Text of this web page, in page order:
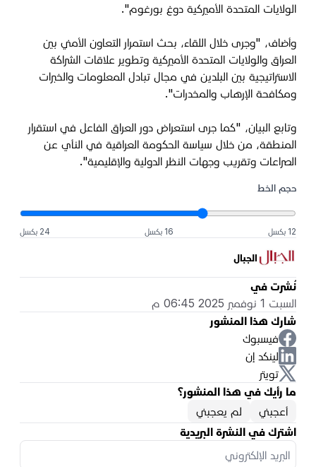
الولايات المتحدة الأميركية دوغ بورغوم".
وأضاف، "وجرى خلال اللقاء، بحث استمرار التعاون الأمني بين
العراق والولايات المتحدة الأميركية وتطوير علاقات الشراكة
الاستراتيجية بين البلدين في مجال تبادل المعلومات والخبرات
ومكافحة الإرهاب والمخدرات".
وتابع البيان، "كما جرى استعراض دور العراق الفاعل في استقرار
المنطقة، من خلال سياسة الحكومة العراقية في النأي عن
الصراعات وتقريب وجهات النظر الدولية والإقليمية".
حجم الخط
12 بكسل 16 بكسل 24 بكسل
الجبال
نُشرت في
السبت 1 نوفمبر 2025 06:45 م
شارك هذا المنشور
فيسبوك
لينكد إن
تويتر
ما رأيك في هذا المنشور؟
أعجبني
لم يعجبني
اشترك في النشرة البريدية